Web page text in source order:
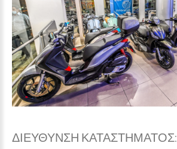
ΔΙΕΥΘΥΝΣΗ ΚΑΤΑΣΤΗΜΑΤΟΣ: